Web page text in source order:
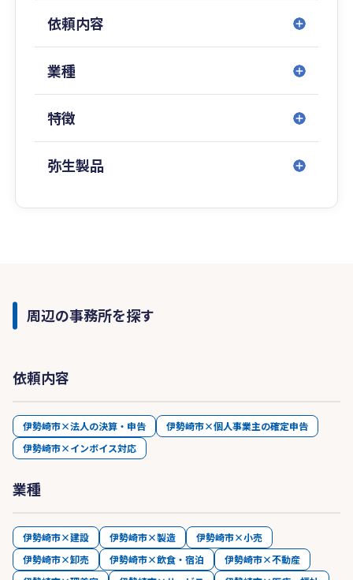
依頼内容
業種
特徴
弥生製品
周辺の事務所を探す
依頼内容
伊勢崎市×法人の決算・申告
伊勢崎市×個人事業主の確定申告
伊勢崎市×インボイス対応
業種
伊勢崎市×建設 伊勢崎市×製造
伊勢崎市×小売
伊勢崎市×卸売
伊勢崎市×飲食・宿泊
伊勢崎市×不動産